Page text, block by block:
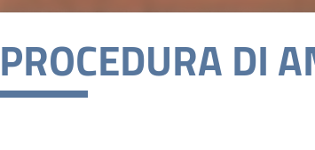
PROCEDURA DI